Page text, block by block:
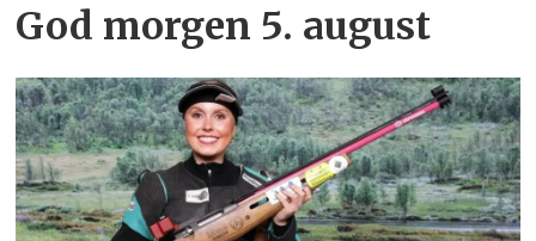
God morgen 5. august